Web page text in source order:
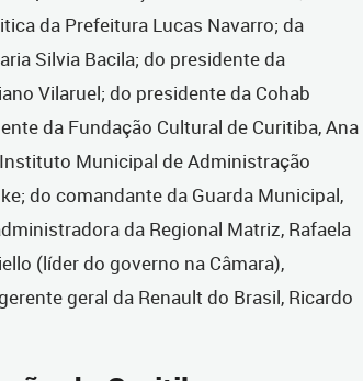
da Prefeitura Lucas Navarro; da
Silvia Bacila; do presidente da
Vilaruel; do presidente da Cohab
da Fundação Cultural de Curitiba, Ana
Municipal de Administração
do comandante da Guarda Municipal,
da Regional Matriz, Rafaela
(líder do governo na Câmara),
geral da Renault do Brasil, Ricardo